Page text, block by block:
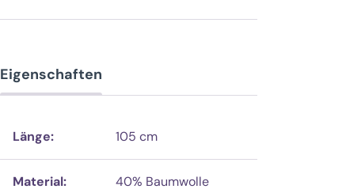
Eigenschaften
Länge: 105 cm
Material:
40% Baumwolle